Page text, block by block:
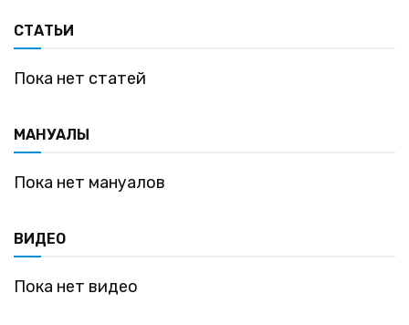
СТАТЬИ
Пока нет статей
МАНУАЛЫ
Пока нет мануалов
ВИДЕО
Пока нет видео